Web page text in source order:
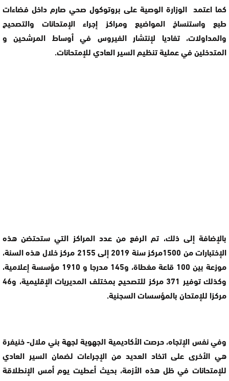
كما اعتمد الوزارة الوصية على بروتوكول صحي صارم داخل فضاءات
طبع واستنساخ المواضيع ومراكز إجراء الإمتحانات والتصحيح
والمداولات، تفاديا لإنتشار الفيروس في أوساط المرشحين و
المتدخلين في عملية تنظيم السير العادي للإمتحانات.
بالإضافة إلى ذلك، تم الرفع من عدد المراكز التي ستحتضن هذه
الإختبارات من 1500مركز سنة 2019 إلى 2155 مركز خلال هذه السنة،
موزعة بين 100 قاعة مغطاة، و145 مدرجا و 1910 مؤسسة إعلامية،
وكذلك توفير 371 مركز للتصحيح بمختلف المديريات الإقليمية، و46
مركزا للإمتحان بالمؤسسات السجنية.
وفي نفس الإتجاه، حرصت الأكاديمية الجهوية لجهة بني ملال- خنيفرة
هي الأخرى على اتخاد العديد من الإجراءات لضمان السير العادي
للإمتحانات في ظل هذه الأزمة، بحيث أعطيت يوم أمس الإنطلاقة